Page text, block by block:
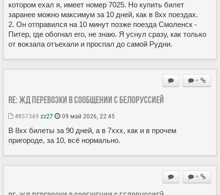
котором ехал я, имеет номер 7025. Но купить билет
заранее можно максимум за 10 дней, как в 8хх поездах.
2. Он отправился на 10 минут позже поезда Смоленск -
Питер, где обогнал его, не знаю. Я уснул сразу, как только
от вокзала отъехали и проспал до самой Рудни.
+
Re: ЖД перевозки в сообщении с Белоруссией
#857349 zz27 09 май 2026, 22:45
В 8хх билеты за 90 дней, а в 7ххх, как и в прочем
пригороде, за 10, всё нормально.
+